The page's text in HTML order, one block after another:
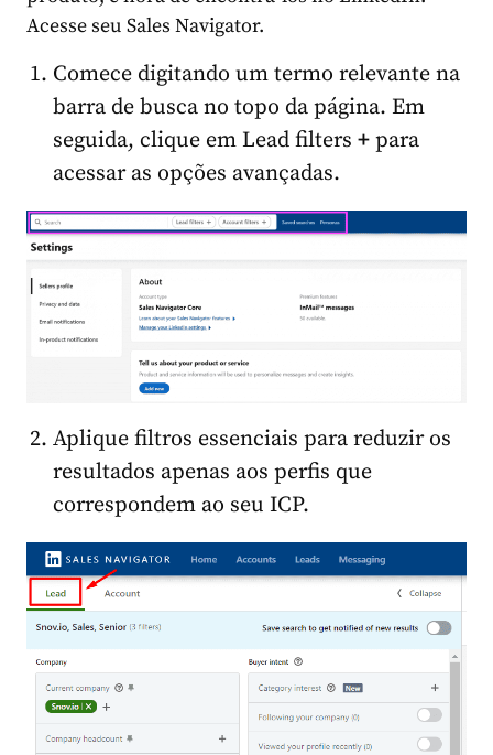
Acesse seu Sales Navigator.
Comece digitando um termo relevante na
barra de busca no topo da página. Em
seguida, clique em Lead filters + para
acessar as opções avançadas.
Aplique filtros essenciais para reduzir os
resultados apenas aos perfis que
correspondem ao seu ICP.